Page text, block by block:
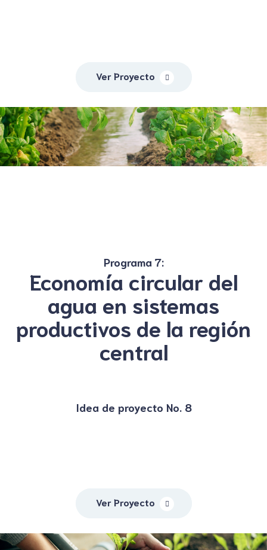
Ver Proyecto
Programa 7:
Economía circular del
agua en sistemas
productivos de la región
central
Idea de proyecto No. 8
Ver Proyecto